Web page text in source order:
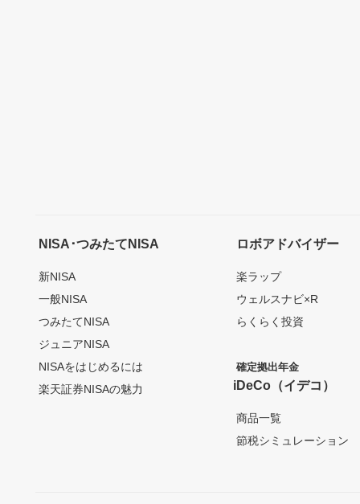
NISA･つみたてNISA
新NISA
一般NISA
つみたてNISA
ジュニアNISA
NISAをはじめるには
楽天証券NISAの魅力
ロボアドバイザー
楽ラップ
ウェルスナビ×R
らくらく投資
確定拠出年金
iDeCo（イデコ）
商品一覧
節税シミュレーション